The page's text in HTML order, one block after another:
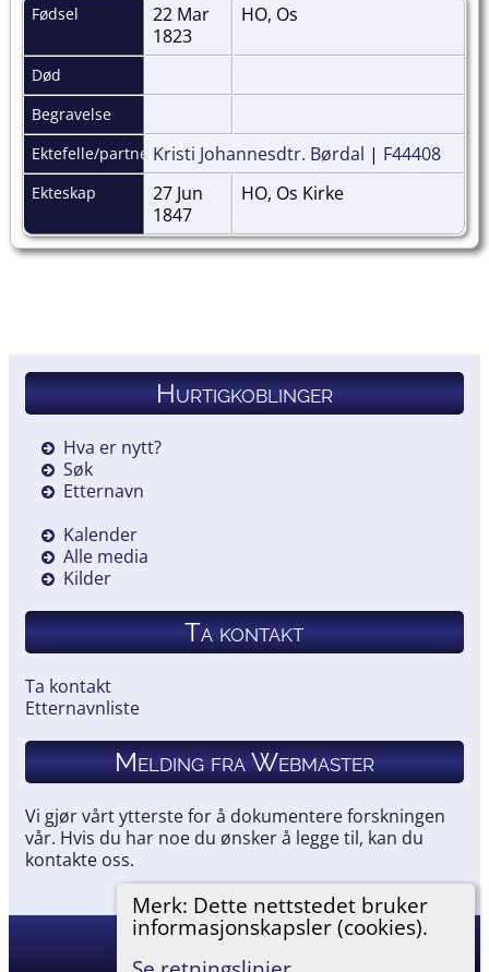
Merk: Dette nettstedet bruker
informasjonskapsler (cookies).
Fødsel
22 Mar
1823
HO, Os
Død
Begravelse
Ektefelle/partnerKristi Johannesdtr. Børdal | F44408
Ekteskap
27 Jun
1847
HO, Os Kirke
Hurtigkoblinger
Hva er nytt?
Søk
Etternavn
Kalender
Alle media
Kilder
Ta kontakt
Ta kontakt
Etternavnliste
Melding fra Webmaster
Vi gjør vårt ytterste for å dokumentere forskningen
vår. Hvis du har noe du ønsker å legge til, kan du
kontakte oss.
Hemneslekt 2026